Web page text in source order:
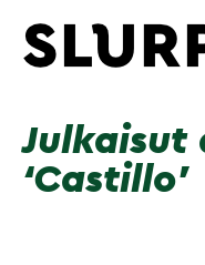
Julkaisut
‘Castillo’